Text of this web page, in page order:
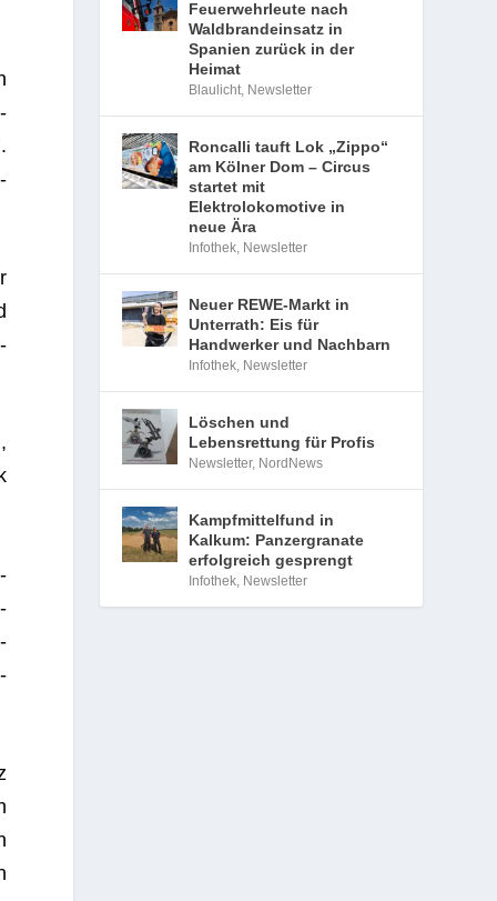
Feuerwehrleute nach
Waldbrandeinsatz in
Spanien zurück in der
Heimat
Blaulicht, Newsletter
Roncalli tauft Lok „Zippo“
am Kölner Dom – Circus
startet mit
Elektrolokomotive in
neue Ära
Infothek, Newsletter
Neuer REWE-Markt in
Unterrath: Eis für
Handwerker und Nachbarn
Infothek, Newsletter
Löschen und
Lebensrettung für Profis
Newsletter, NordNews
Kampfmittelfund in
Kalkum: Panzergranate
erfolgreich gesprengt
Infothek, Newsletter